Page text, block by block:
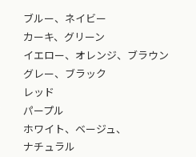
ブルー、ネイビー
カーキ、グリーン
イエロー、オレンジ、ブラウン
グレー、ブラック
レッド
パープル
ホワイト、ベージュ、
ナチュラル